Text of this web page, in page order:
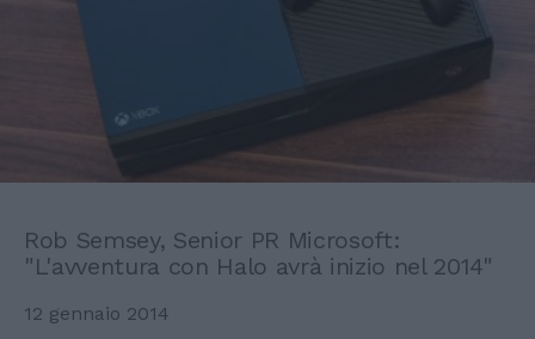
Rob Semsey, Senior PR Microsoft:
"L'avventura con Halo avrà inizio nel 2014"
12 gennaio 2014